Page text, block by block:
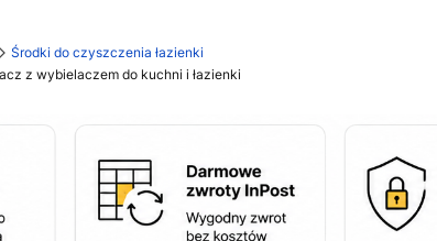
Środki do czyszczenia łazienki
z wybielaczem do kuchni i łazienki